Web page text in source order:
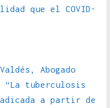
que el COVID-
Abogado
“La tuberculosis
a partir de